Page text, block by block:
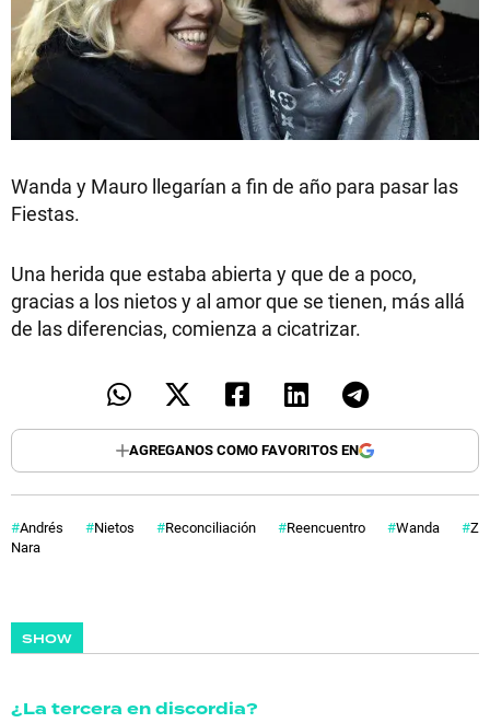
Wanda y Mauro llegarían a fin de año para pasar las
Fiestas.
Una herida que estaba abierta y que de a poco,
gracias a los nietos y al amor que se tienen, más allá
de las diferencias, comienza a cicatrizar.
AGREGANOS COMO FAVORITOS EN
Andrés
Nara
Nietos Reconciliación Reencuentro Wanda
SHOW
¿La tercera en discordia?